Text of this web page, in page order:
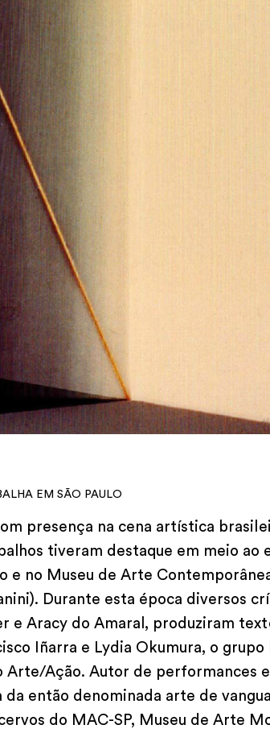
EM SÃO PAULO
presença na cena artística
tiveram destaque em meio ao
e no Museu de Arte
Durante esta época diversos
e Aracy do Amaral, produziram
Iñarra e Lydia Okumura, o grupo
Arte/Ação. Autor de performances
então denominada arte de
do MAC-SP, Museu de Arte